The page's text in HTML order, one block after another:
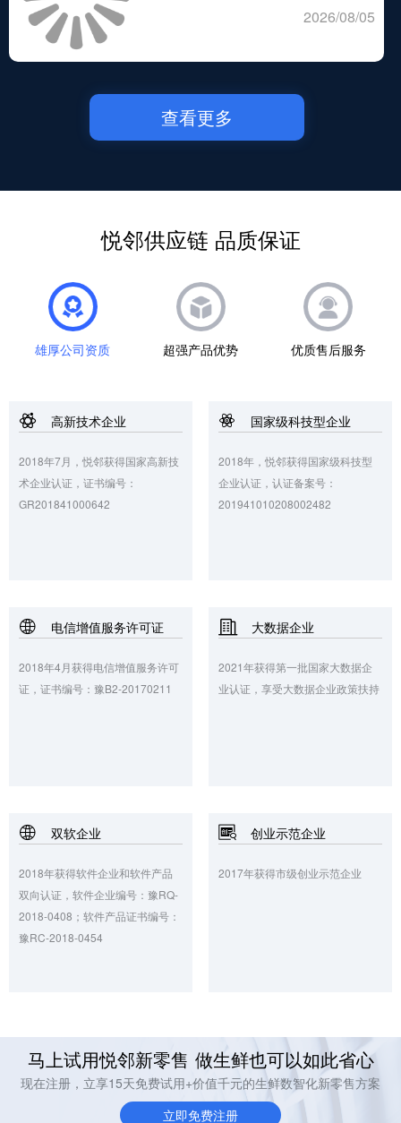
2026/08/05
查看更多
悦邻供应链 品质保证
雄厚公司资质 超强产品优势 优质售后服务
高新技术企业
2018年7月，悦邻获得国家高新技
术企业认证，证书编号：
GR201841000642
国家级科技型企业
2018年，悦邻获得国家级科技型
企业认证，认证备案号：
201941010208002482
电信增值服务许可证
2018年4月获得电信增值服务许可
证，证书编号：豫B2-20170211
大数据企业
2021年获得第一批国家大数据企
业认证，享受大数据企业政策扶持
双软企业
2018年获得软件企业和软件产品
双向认证，软件企业编号：豫RQ-
2018-0408；软件产品证书编号：
豫RC-2018-0454
创业示范企业
2017年获得市级创业示范企业
马上试用悦邻新零售 做生鲜也可以如此省心
现在注册，立享15天免费试用+价值千元的生鲜数智化新零售方案
立即免费注册